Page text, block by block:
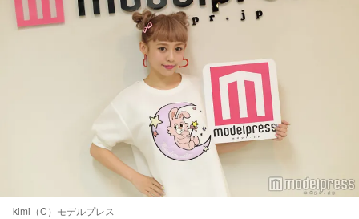
kimi（C）モデルプレス